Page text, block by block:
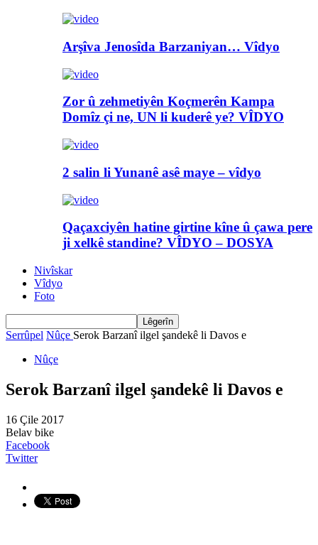
Arşîva Jenosîda Barzaniyan… Vîdyo
Zor û zehmetiyên Koçmerên Kampa
Domîz çi ne, UN li kuderê ye? VÎDYO
2 salin li Yunanê asê maye – vîdyo
Qaçaxciyên hatine girtine kîne û çawa pere
ji xelkê standine? VÎDYO – DOSYA
Nivîskar
Vîdyo
Foto
Serrûpel Nûçe Serok Barzanî ilgel şandekê li Davos e
Nûçe
Serok Barzanî ilgel şandekê li Davos e
16 Çile 2017
Belav bike
Facebook
Twitter